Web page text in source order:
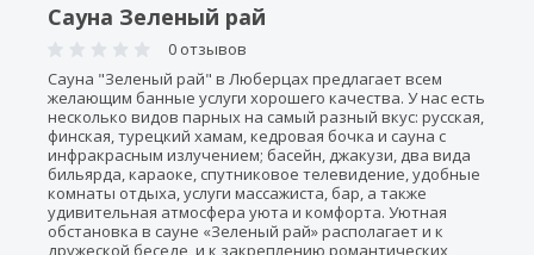
Сауна Зеленый рай
0 отзывов
Сауна "Зеленый рай" в Люберцах предлагает всем
желающим банные услуги хорошего качества. У нас есть
несколько видов парных на самый разный вкус: русская,
финская, турецкий хамам, кедровая бочка и сауна с
инфракрасным излучением; басейн, джакузи, два вида
бильярда, караоке, спутниковое телевидение, удобные
комнаты отдыха, услуги массажиста, бар, а также
удивительная атмосфера уюта и комфорта. Уютная
обстановка в сауне «Зеленый рай» располагает и к
дружеской беседе, и к закреплению романтических